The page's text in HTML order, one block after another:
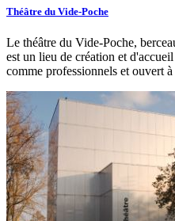
Théâtre du Vide-Poche
Le théâtre du Vide-Poche,
est un lieu de création et
comme professionnels et ouvert